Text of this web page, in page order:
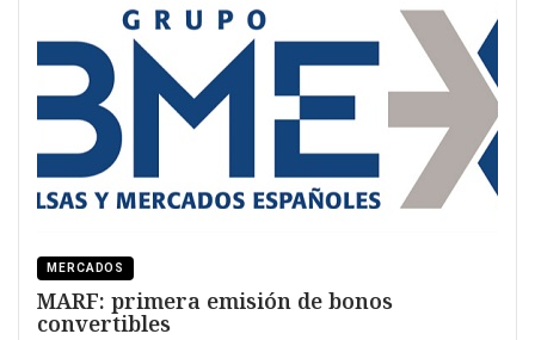
MERCADOS
MARF: primera emisión de bonos
convertibles